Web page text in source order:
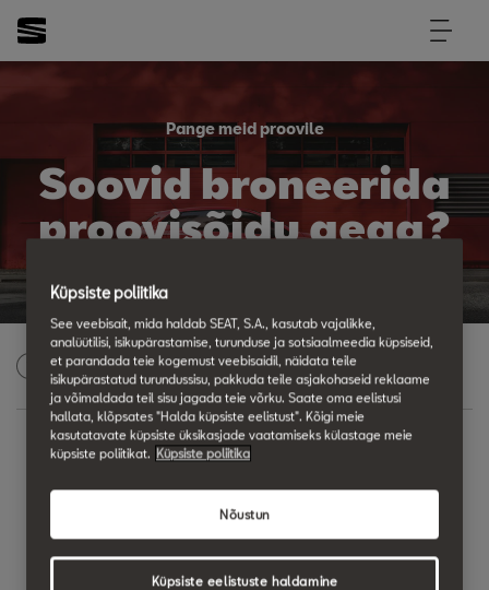
Pange meid proovile
Soovid broneerida
proovisõidu aega?
Palun vali mudel
Küpsiste poliitika
See veebisait, mida haldab SEAT, S.A., kasutab vajalikke,
analüütilisi, isikupärastamise, turunduse ja sotsiaalmeedia küpsiseid,
et parandada teie kogemust veebisaidil, näidata teile
isikupärastatud turundussisu, pakkuda teile asjakohaseid reklaame
ja võimaldada teil sisu jagada teie võrku. Saate oma eelistusi
hallata, klõpsates "Halda küpsiste eelistust". Kõigi meie
kasutatavate küpsiste üksikasjade vaatamiseks külastage meie
küpsiste poliitikat. Küpsiste poliitika
Nõustun
Küpsiste eelistuste haldamine